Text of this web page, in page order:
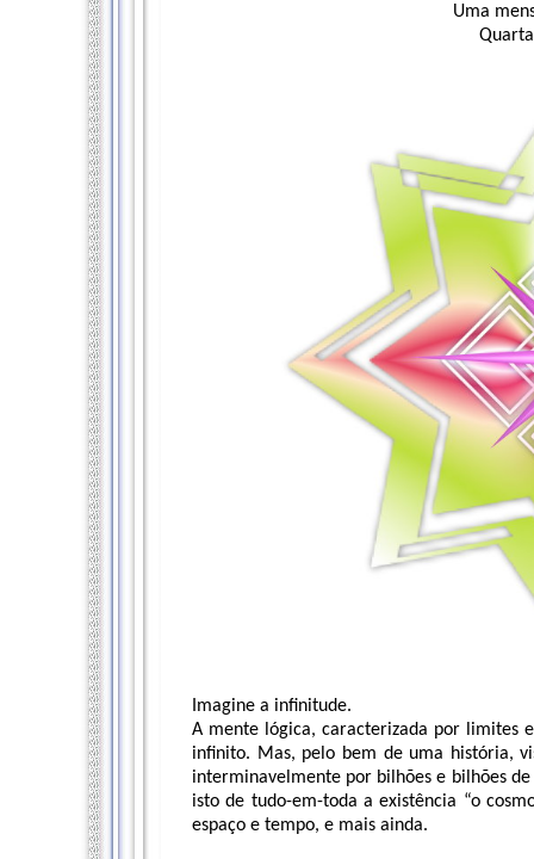
Uma
Imagine a infinitude.
A mente lógica, caracterizada por limites
infinito. Mas, pelo bem de uma história,
interminavelmente por bilhões e bilhões
isto de tudo-em-toda a existência “o
espaço e tempo, e mais ainda.